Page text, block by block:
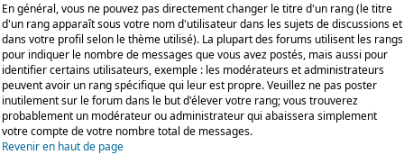
En général, vous ne pouvez pas directement changer le titre d'un rang (le titre
d'un rang apparaît sous votre nom d'utilisateur dans les sujets de discussions et
dans votre profil selon le thème utilisé). La plupart des forums utilisent les rangs
pour indiquer le nombre de messages que vous avez postés, mais aussi pour
identifier certains utilisateurs, exemple : les modérateurs et administrateurs
peuvent avoir un rang spécifique qui leur est propre. Veuillez ne pas poster
inutilement sur le forum dans le but d'élever votre rang; vous trouverez
probablement un modérateur ou administrateur qui abaissera simplement
votre compte de votre nombre total de messages.
Revenir en haut de page